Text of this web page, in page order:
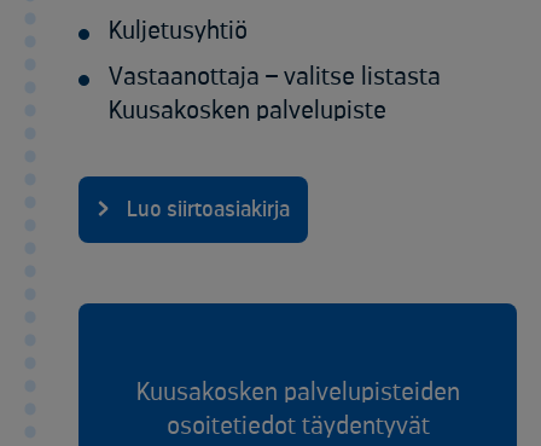
Kuljetusyhtiö
Vastaanottaja – valitse listasta
Kuusakosken palvelupiste
Luo siirtoasiakirja
Kuusakosken palvelupisteiden
osoitetiedot täydentyvät